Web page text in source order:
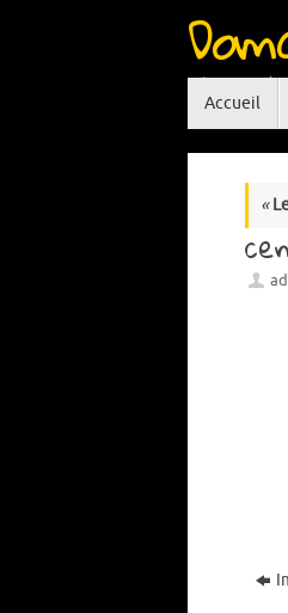
Réservoir de
Accueil
«